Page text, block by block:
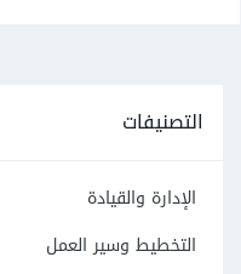
التصنيفات
الإدارة والقيادة
التخطيط وسير العمل